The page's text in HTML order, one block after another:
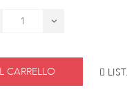
CARRELLO